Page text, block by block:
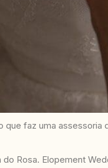
que faz uma assessoria
Rosa. Elopement